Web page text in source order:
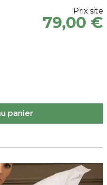
Prix site
79,00 €